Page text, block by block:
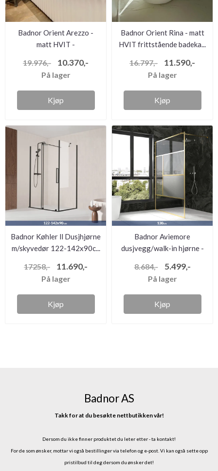
Badnor Orient Arezzo -
matt HVIT -
19.976,- 10.370,-
På lager
Kjøp
Badnor Orient Rina - matt
HVIT frittstående badeka...
16.797,- 11.590,-
På lager
Kjøp
Badnor Køhler ll Dusjhjørne
m/skyvedør 122-142x90c...
17258,- 11.690,-
På lager
Kjøp
Badnor Aviemore
dusjvegg/walk-in hjørne -
8.684,- 5.499,-
På lager
Kjøp
Badnor AS
Takk for at du besøkte nettbutikken vår!
Dersom du ikke finner produktet du leter etter - ta kontakt!
For de som ønsker, mottar vi også bestillinger via telefon og e-post.Vi kan også sette opp
pristilbud til deg dersom du ønsker det!